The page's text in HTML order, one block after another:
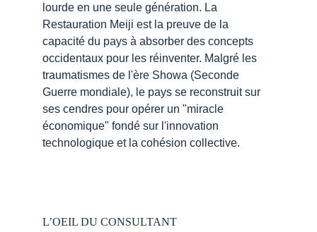
lourde en une seule génération. La
Restauration Meiji est la preuve de la
capacité du pays à absorber des concepts
occidentaux pour les réinventer. Malgré les
traumatismes de l'ère Showa (Seconde
Guerre mondiale), le pays se reconstruit sur
ses cendres pour opérer un "miracle
économique" fondé sur l'innovation
technologique et la cohésion collective.
L’OEIL DU CONSULTANT